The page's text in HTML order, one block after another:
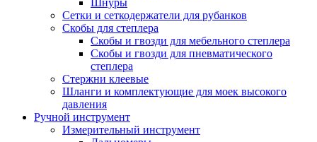
Шнуры
Сетки и сеткодержатели для рубанков
Скобы для степлера
Скобы и гвозди для мебельного степлера
Скобы и гвозди для пневматического
степлера
Стержни клеевые
Шланги и комплектующие для моек высокого
давления
Ручной инструмент
Измерительный инструмент